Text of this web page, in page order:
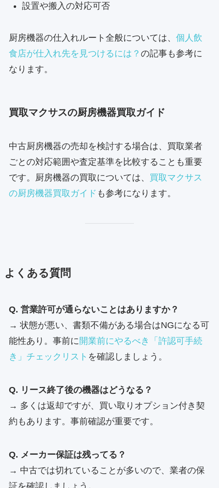
設置や搬入の対応可否
厨房機器の仕入れルート全般については、 個人飲
食店が仕入れ先を見つけるには？ の記事も参考に
なります。
買取マクサスの厨房機器買取ガイド
中古厨房機器の売却を検討する場合は、買取業者
ごとの対応範囲や査定基準を比較することも重要
です。厨房機器の買取については、
買取マクサス
の厨房機器買取ガイド も参考になります。
よくある質問
Q. 営業許可が通らないことはありますか？
→ 状態が悪い、書類不備がある場合はNGになる可
能性あり。事前に 開業前にやるべき「許認可手続
き」チェックリスト を確認しましょう。
Q. リース終了後の機器はどうなる？
→ 多くは返却ですが、買い取りオプション付き契
約もあります。事前確認が重要です。
Q. メーカー保証は残ってる？
→ 中古では切れていることが多いので、業者の保
証を確認しましょう。